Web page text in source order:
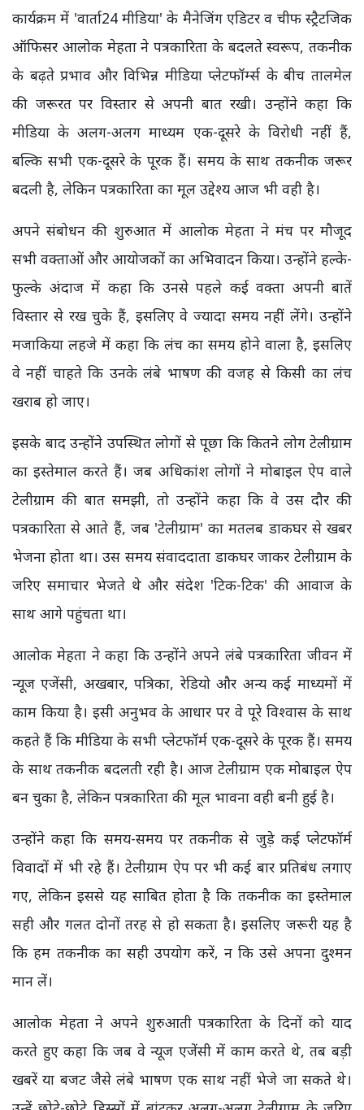
कार्यक्रम में 'वार्ता24 मीडिया' के मैनेजिंग एडिटर व चीफ स्ट्रैटजिक
ऑफिसर आलोक मेहता ने पत्रकारिता के बदलते स्वरूप, तकनीक
के बढ़ते प्रभाव और विभिन्न मीडिया प्लेटफॉर्म्स के बीच तालमेल
की जरूरत पर विस्तार से अपनी बात रखी। उन्होंने कहा कि
मीडिया के अलग-अलग माध्यम एक-दूसरे के विरोधी नहीं हैं,
बल्कि सभी एक-दूसरे के पूरक हैं। समय के साथ तकनीक जरूर
बदली है, लेकिन पत्रकारिता का मूल उद्देश्य आज भी वही है।
अपने संबोधन की शुरुआत में आलोक मेहता ने मंच पर मौजूद
सभी वक्ताओं और आयोजकों का अभिवादन किया। उन्होंने हल्के-
फुल्के अंदाज में कहा कि उनसे पहले कई वक्ता अपनी बातें
विस्तार से रख चुके हैं, इसलिए वे ज्यादा समय नहीं लेंगे। उन्होंने
मजाकिया लहजे में कहा कि लंच का समय होने वाला है, इसलिए
वे नहीं चाहते कि उनके लंबे भाषण की वजह से किसी का लंच
खराब हो जाए।
इसके बाद उन्होंने उपस्थित लोगों से पूछा कि कितने लोग टेलीग्राम
का इस्तेमाल करते हैं। जब अधिकांश लोगों ने मोबाइल ऐप वाले
टेलीग्राम की बात समझी, तो उन्होंने कहा कि वे उस दौर की
पत्रकारिता से आते हैं, जब 'टेलीग्राम' का मतलब डाकघर से खबर
भेजना होता था। उस समय संवाददाता डाकघर जाकर टेलीग्राम के
जरिए समाचार भेजते थे और संदेश 'टिक-टिक' की आवाज के
साथ आगे पहुंचता था।
आलोक मेहता ने कहा कि उन्होंने अपने लंबे पत्रकारिता जीवन में
न्यूज एजेंसी, अखबार, पत्रिका, रेडियो और अन्य कई माध्यमों में
काम किया है। इसी अनुभव के आधार पर वे पूरे विश्वास के साथ
कहते हैं कि मीडिया के सभी प्लेटफॉर्म एक-दूसरे के पूरक हैं। समय
के साथ तकनीक बदलती रही है। आज टेलीग्राम एक मोबाइल ऐप
बन चुका है, लेकिन पत्रकारिता की मूल भावना वही बनी हुई है।
उन्होंने कहा कि समय-समय पर तकनीक से जुड़े कई प्लेटफॉर्म
विवादों में भी रहे हैं। टेलीग्राम ऐप पर भी कई बार प्रतिबंध लगाए
गए, लेकिन इससे यह साबित होता है कि तकनीक का इस्तेमाल
सही और गलत दोनों तरह से हो सकता है। इसलिए जरूरी यह है
कि हम तकनीक का सही उपयोग करें, न कि उसे अपना दुश्मन
मान लें।
आलोक मेहता ने अपने शुरुआती पत्रकारिता के दिनों को याद
करते हुए कहा कि जब वे न्यूज एजेंसी में काम करते थे, तब बड़ी
खबरें या बजट जैसे लंबे भाषण एक साथ नहीं भेजे जा सकते थे।